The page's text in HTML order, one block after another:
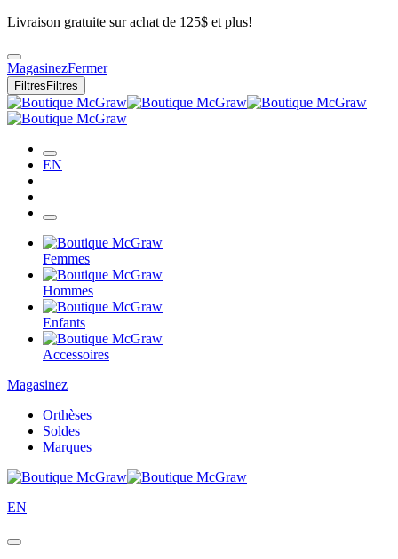
Livraison gratuite sur achat de 125$ et plus!
MagasinezFermer
Filtres Filtres
EN
Femmes
Hommes
Enfants
Accessoires
Magasinez
Orthèses
Soldes
Marques
EN